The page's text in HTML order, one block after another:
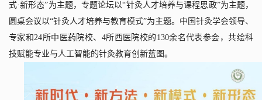
式·新形态”为主题，专题论坛以“针灸人才培养与课程思政”为主题，
圆桌会议以“针灸人才培养与教育模式”为主题。中国针灸学会领导、
专家和24所中医药院校、 4所西医院校的 130余名代表参会，共绘科
技赋能专业与人工智能的针灸教育创新蓝图。